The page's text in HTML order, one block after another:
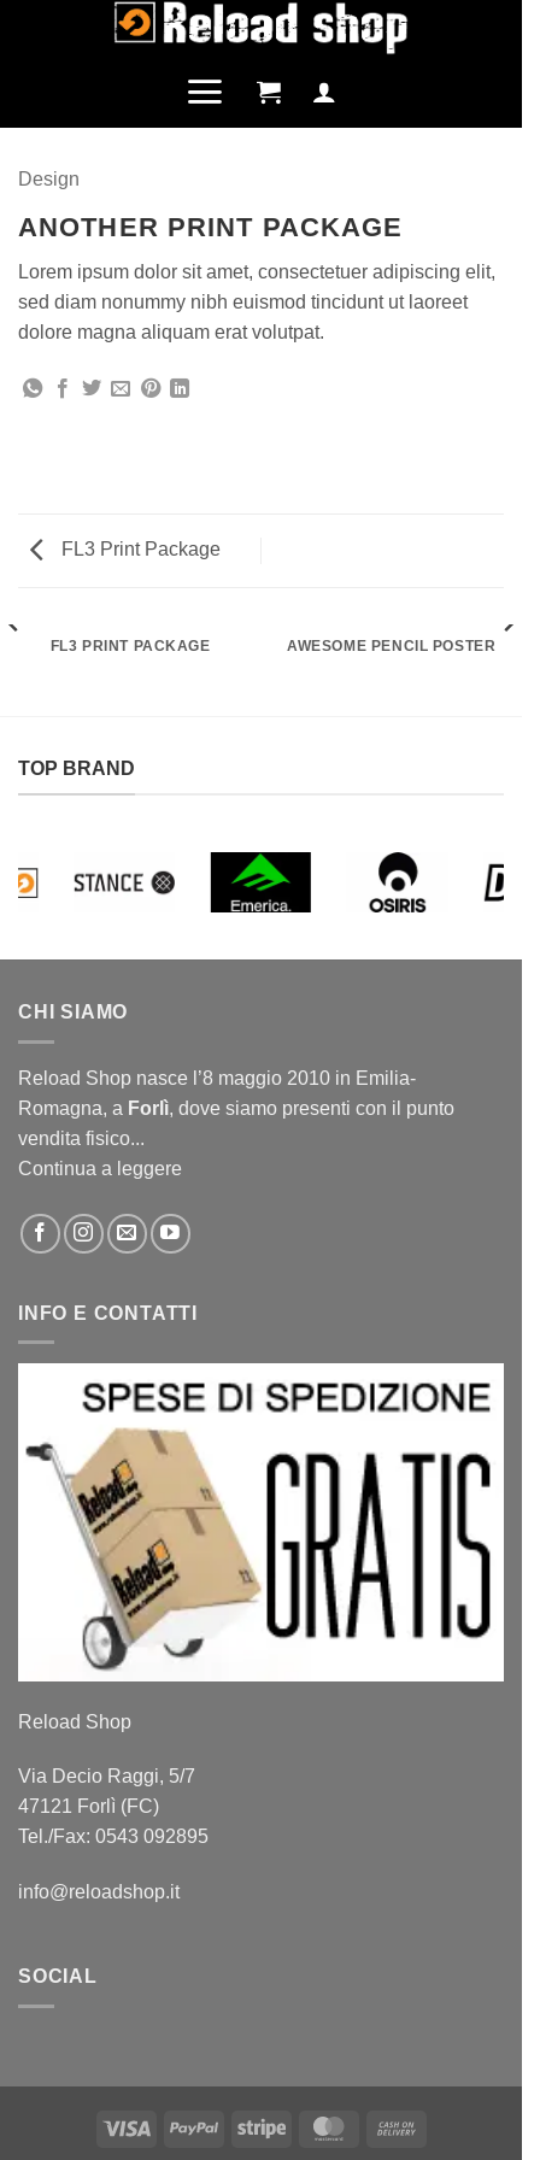
Design
ANOTHER PRINT PACKAGE
Lorem ipsum dolor sit amet, consectetuer adipiscing elit,
sed diam nonummy nibh euismod tincidunt ut laoreet
dolore magna aliquam erat volutpat.
FL3 Print Package
FL3 PRINT PACKAGE AWESOME PENCIL POSTER
TOP BRAND
CHI SIAMO
Reload Shop nasce l’8 maggio 2010 in Emilia-
Romagna, a Forlì, dove siamo presenti con il punto
vendita fisico...
Continua a leggere
INFO E CONTATTI
Reload Shop
Via Decio Raggi, 5/7
47121 Forlì (FC)
Tel./Fax: 0543 092895
info@reloadshop.it
SOCIAL
Visa PayPal Stripe MasterCard